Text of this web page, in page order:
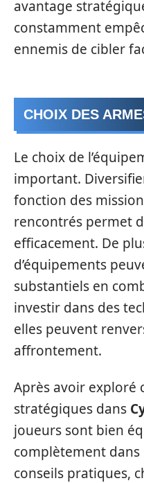
avantage
constamment
ennemis de cibler
CHOIX DES
Le choix de
important.
fonction des
rencontrés permet
efficacement. De
d’équipements
substantiels en
investir dans des
elles peuvent
affrontement.
Après avoir exploré
stratégiques dans
joueurs sont bien
complètement dans
conseils pratiques,